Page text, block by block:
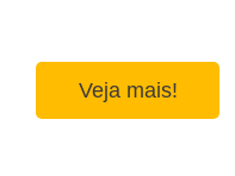
Veja mais!